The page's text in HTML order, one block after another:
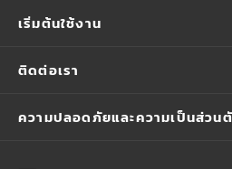
เริ่มต้นใช้งาน
ติดต่อเรา
ความปลอดภัยและความเป็นส่วน